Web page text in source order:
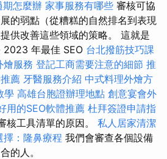
期怎麼辦 家事服務有哪些 審核可協
的弱點（從糟糕的自然排名到表現
供改善這些領域的策略。 這就是
2023 年最佳 SEO 台北撥筋技巧課
燴服務 登記工商需要注意的細節 推
薦 牙醫服務介紹 中式料理外燴方
學 高雄台胞證辦理地點 創意宴會外
用的SEO軟體推薦 杜拜簽證申請指
核工具清單的原因。 私人居家清潔
擇：隆鼻療程 我們會審查各個設備
的人。